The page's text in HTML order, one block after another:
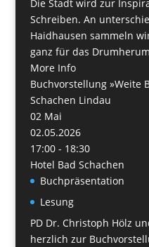
Die Stadt wird zur
Schreiben. An
Haidhausen sammeln
ganz für das
More Info
Buchvorstellung »Weite
Schachen Lindau
02 Mai
02.05.2026
17:00 - 18:30
Hotel Bad Schachen
Buchpräsentation
Lesung
PD Dr. Christoph Hölz
herzlich zur